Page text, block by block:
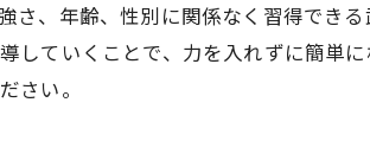
さ、年齢、性別に関係なく習得でき
していくことで、力を入れずに簡単
さい。